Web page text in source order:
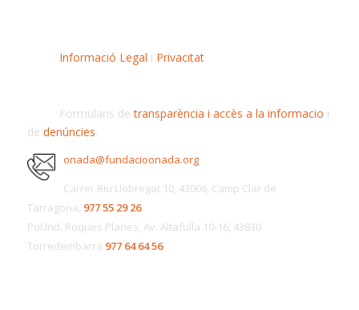
Informació Legal i Privacitat
Formularis detransparència i accès a la informacio i
de denúncies.
onada@fundacioonada.org
Carrer Riu Llobregat 10, 43006, Camp Clar de
Tarragona, 977 55 29 26
Pol.Ind. Roques Planes, Av. Altafulla 10-16, 43830
Torredembarra 977 64 64 56